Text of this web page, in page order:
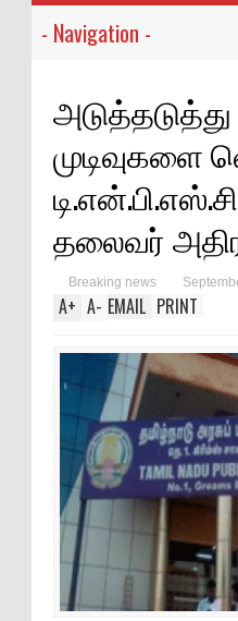
அடுத்தடுத்து
முடிவுகளை
தலைவர்
Breaking news
A+ A- EMAIL PRINT